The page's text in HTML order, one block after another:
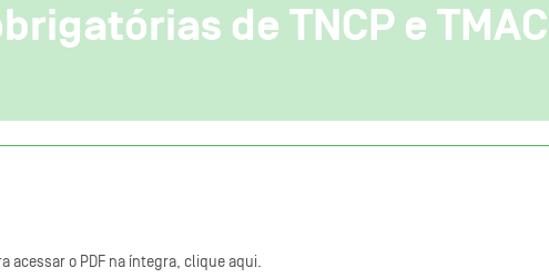
de TNCP e TMAC
acessar o PDF na íntegra, clique aqui.